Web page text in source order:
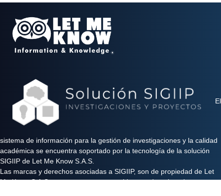
El
sistema de información para la gestión de investigaciones y la calidad
académica se encuentra soportado por la tecnología de la solución
SIGIIP de Let Me Know S.A.S.
Las marcas y derechos asociadas a SIGIIP, son de propiedad de Let
Me Know S.A.S y se encuentran protegidos por derechos de autor e